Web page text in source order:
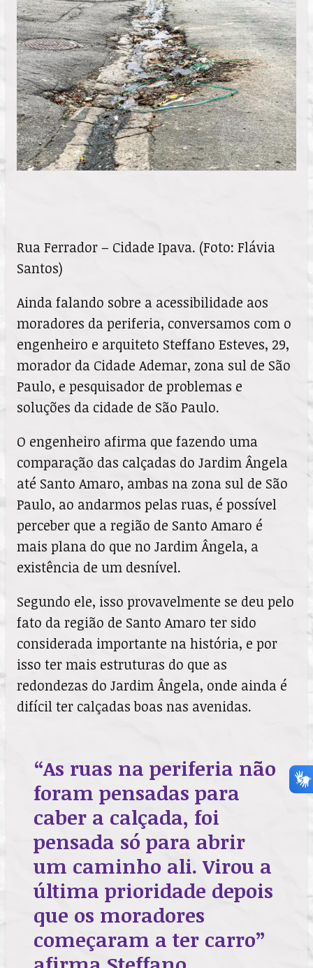
Rua Ferrador – Cidade Ipava. (Foto: Flávia
Santos)
Ainda falando sobre a acessibilidade aos
moradores da periferia, conversamos com o
engenheiro e arquiteto Steffano Esteves, 29,
morador da Cidade Ademar, zona sul de São
Paulo, e pesquisador de problemas e
soluções da cidade de São Paulo.
O engenheiro afirma que fazendo uma
comparação das calçadas do Jardim Ângela
até Santo Amaro, ambas na zona sul de São
Paulo, ao andarmos pelas ruas, é possível
perceber que a região de Santo Amaro é
mais plana do que no Jardim Ângela, a
existência de um desnível.
Segundo ele, isso provavelmente se deu pelo
fato da região de Santo Amaro ter sido
considerada importante na história, e por
isso ter mais estruturas do que as
redondezas do Jardim Ângela, onde ainda é
difícil ter calçadas boas nas avenidas.
“As ruas na periferia não
foram pensadas para
caber a calçada, foi
pensada só para abrir
um caminho ali. Virou a
última prioridade depois
que os moradores
começaram a ter carro”